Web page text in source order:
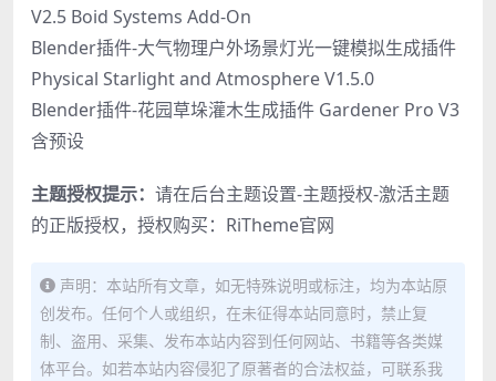
V2.5 Boid Systems Add-On
Blender插件-大气物理户外场景灯光一键模拟生成插件
Physical Starlight and Atmosphere V1.5.0
Blender插件-花园草垛灌木生成插件 Gardener Pro V3
含预设
主题授权提示： 请在后台主题设置-主题授权-激活主题
的正版授权，授权购买： RiTheme官网
声明：本站所有文章，如无特殊说明或标注，均为本站原
创发布。任何个人或组织，在未征得本站同意时，禁止复
制、盗用、采集、发布本站内容到任何网站、书籍等各类媒
体平台。如若本站内容侵犯了原著者的合法权益，可联系我